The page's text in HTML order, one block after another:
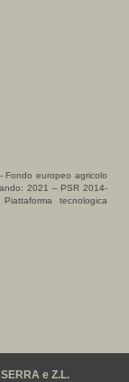
Fondo europeo agricolo
2021 – PSR 2014-
tecnologica
e Z.L.